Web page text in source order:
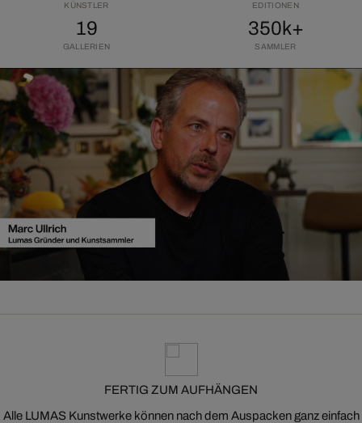
KÜNSTLER EDITIONEN
19
GALLERIEN
350k+
SAMMLER
FERTIG ZUM AUFHÄNGEN
Alle LUMAS Kunstwerke können nach dem Auspacken ganz einfach